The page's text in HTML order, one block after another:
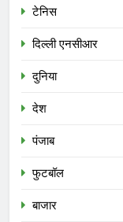
टेनिस
दिल्ली एनसीआर
दुनिया
देश
पंजाब
फुटबॉल
बाजार